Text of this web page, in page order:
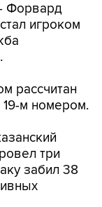
- Форвард
игроком
рассчитан
19-м номером.
три
забил 38